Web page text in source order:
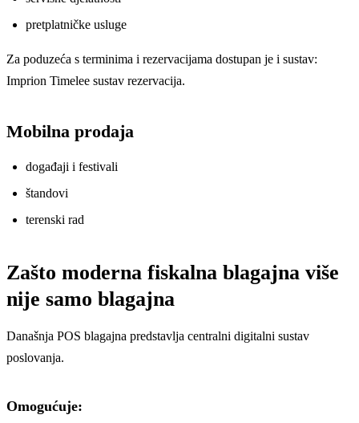
pretplatničke usluge
Za poduzeća s terminima i rezervacijama dostupan je i sustav:
Imprion Timelee sustav rezervacija.
Mobilna prodaja
događaji i festivali
štandovi
terenski rad
Zašto moderna fiskalna blagajna više
nije samo blagajna
Današnja POS blagajna predstavlja centralni digitalni sustav
poslovanja.
Omogućuje: